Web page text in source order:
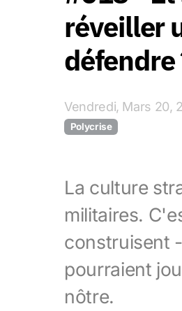
réveiller
défendre
Vendredi, Mars 20,
Polycrise
La culture
militaires.
construisent
pourraient
nôtre.